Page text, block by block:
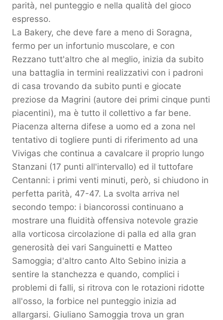
parità, nel punteggio e nella qualità del gioco
espresso.
La Bakery, che deve fare a meno di Soragna,
fermo per un infortunio muscolare, e con
Rezzano tutt'altro che al meglio, inizia da subito
una battaglia in termini realizzativi con i padroni
di casa trovando da subito punti e giocate
preziose da Magrini (autore dei primi cinque punti
piacentini), ma è tutto il collettivo a far bene.
Piacenza alterna difese a uomo ed a zona nel
tentativo di togliere punti di riferimento ad una
Vivigas che continua a cavalcare il proprio lungo
Stanzani (17 punti all'intervallo) ed il tuttofare
Centanni: i primi venti minuti, però, si chiudono in
perfetta parità, 47-47. La svolta arriva nel
secondo tempo: i biancorossi continuano a
mostrare una fluidità offensiva notevole grazie
alla vorticosa circolazione di palla ed alla gran
generosità dei vari Sanguinetti e Matteo
Samoggia; d'altro canto Alto Sebino inizia a
sentire la stanchezza e quando, complici i
problemi di falli, si ritrova con le rotazioni ridotte
all'osso, la forbice nel punteggio inizia ad
allargarsi. Giuliano Samoggia trova un gran